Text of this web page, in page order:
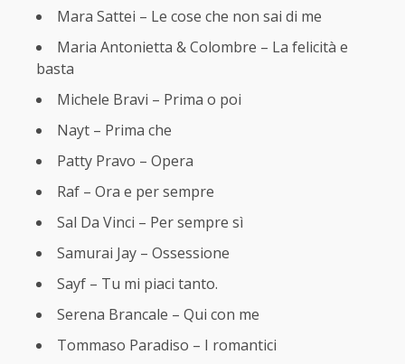
Mara Sattei – Le cose che non sai di me
Maria Antonietta & Colombre – La felicità e
basta
Michele Bravi – Prima o poi
Nayt – Prima che
Patty Pravo – Opera
Raf – Ora e per sempre
Sal Da Vinci – Per sempre sì
Samurai Jay – Ossessione
Sayf – Tu mi piaci tanto.
Serena Brancale – Qui con me
Tommaso Paradiso – I romantici